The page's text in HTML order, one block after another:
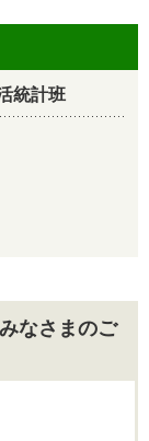
統計班
なさまのご